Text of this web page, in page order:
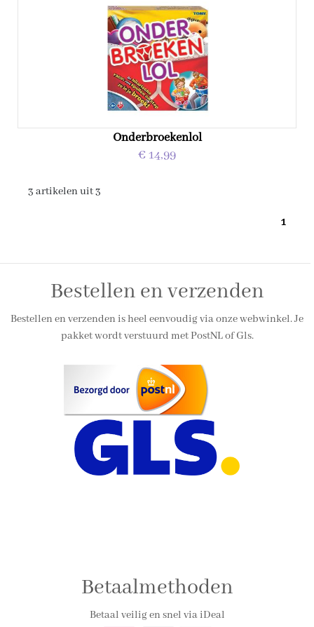
Onderbroekenlol
€ 14,99
3 artikelen uit 3
1
Bestellen en verzenden
Bestellen en verzenden is heel eenvoudig via onze webwinkel. Je
pakket wordt verstuurd met PostNL of Gls.
Betaalmethoden
Betaal veilig en snel via iDeal